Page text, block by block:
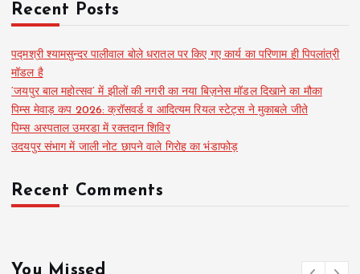
Recent Posts
पद्मश्री श्यामसुन्दर पालीवाल बोले धरातल पर किए गए कार्य का परिणाम ही पिपलांत्री
मॉडल है
‘जयपुर बाल महोत्सव’ में झीलों की नगरी का नया बिज़नेस मॉडल दिखाने का मौका
पिम्स मेवाड़ कप 2026: क्रॉसवर्ड व आदित्यम रियल स्टेट्स ने मुकाबले जीते
पिम्स अस्पताल उमरडा में रक्तदान शिविर
उदयपुर संभाग में जाली नोट छापने वाले गिरोह का भंडाफोड़
Recent Comments
You Missed